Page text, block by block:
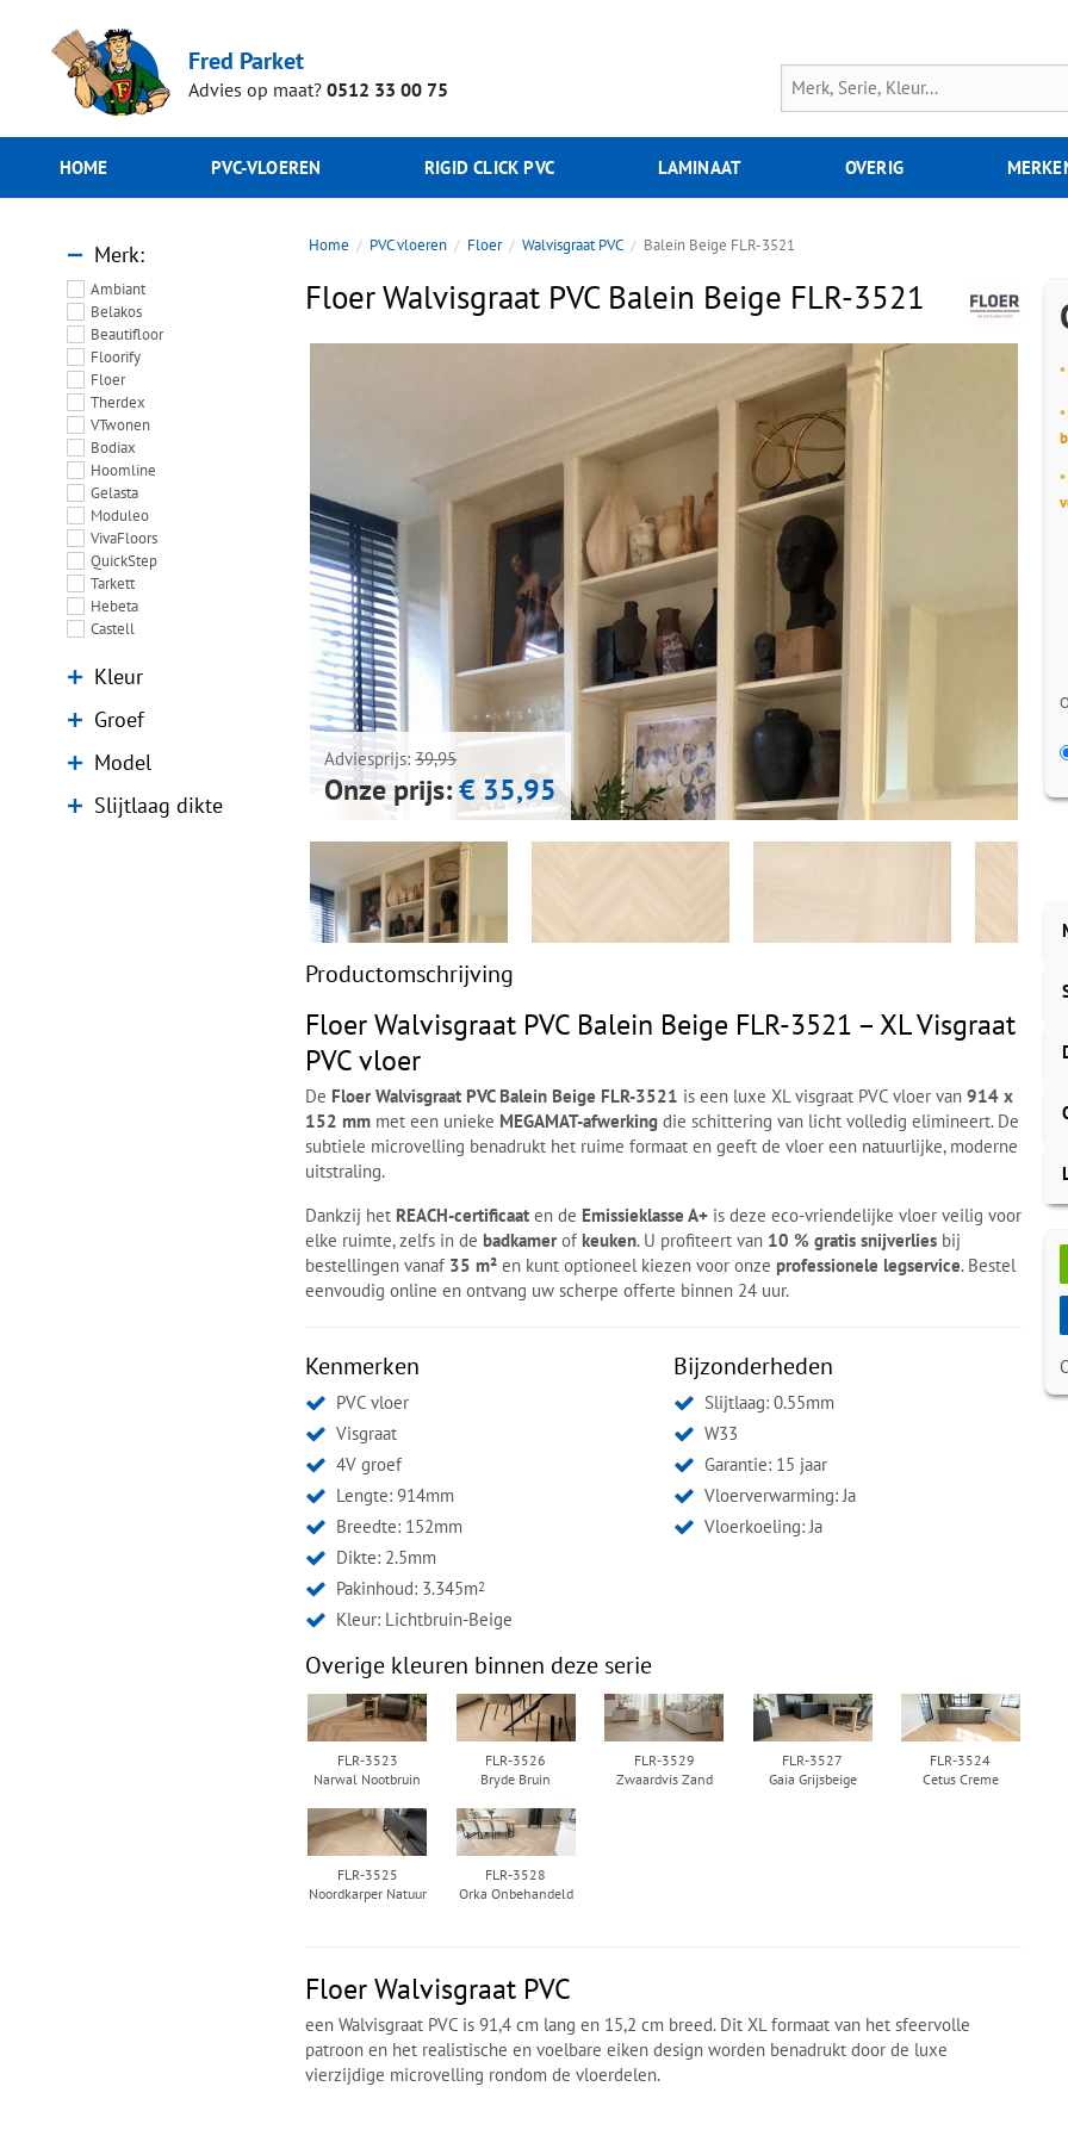
Fred Parket
Advies op maat? 0512 33 00 75
HOME PVC-VLOEREN RIGID CLICK PVC LAMINAAT OVERIG
Merk
Ambiant
Belakos
Beautifloor
Floorify
Floer
Therdex
VTwonen
Bodiax
Hoomline
Gelasta
Moduleo
VivaFloors
QuickStep
Tarkett
Hebeta
Castell
Kleur
Groef
Model
Slijtlaag dikte
Home PVC vloeren Floer Walvisgraat PVC Balein Beige FLR-3521
Floer Walvisgraat PVC Balein Beige FLR-3521
Adviesprijs:39,95
Onze prijs: € 35,95
Productomschrijving
Floer Walvisgraat PVC Balein Beige FLR-3521 – XL Visgraat
PVC vloer
De Floer Walvisgraat PVC Balein Beige FLR-3521 is een luxe XL visgraat PVC vloer van914 x
152 mm met een unieke MEGAMAT-afwerking die schittering van licht volledig elimineert. De
subtiele microvelling benadrukt het ruime formaat en geeft de vloer een natuurlijke, moderne
uitstraling.
Dankzij het REACH-certificaat en de Emissieklasse A+ is deze eco-vriendelijke vloer veilig voor
elke ruimte, zelfs in debadkamerofkeuken. U profiteert van 10 % gratis snijverlies bij
bestellingen vanaf 35 m² en kunt optioneel kiezen voor onzeprofessionele legservice. Bestel
eenvoudig online en ontvang uw scherpe offerte binnen 24 uur.
Kenmerken
PVC vloer
Visgraat
4V groef
Lengte: 914mm
Breedte: 152mm
Dikte: 2.5mm
Pakinhoud: 3.345m2
Kleur: Lichtbruin-Beige
Bijzonderheden
Slijtlaag: 0.55mm
W33
Garantie: 15 jaar
Vloerverwarming: Ja
Vloerkoeling: Ja
Overige kleuren binnen deze serie
FLR-3523
Narwal Nootbruin
FLR-3526
Bryde Bruin
FLR-3529
Zwaardvis Zand
FLR-3527
Gaia Grijsbeige
FLR-3524
Cetus Creme
FLR-3525
Noordkarper Natuur
FLR-3528
Orka Onbehandeld
Floer Walvisgraat PVC
een Walvisgraat PVC is 91,4 cm lang en 15,2 cm breed. Dit XL formaat van het sfeervolle
patroon en het realistische en voelbare eiken design worden benadrukt door de luxe
vierzijdige microvelling rondom de vloerdelen.